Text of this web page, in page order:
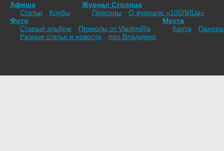
Афиша
Статьи
Клубы
Журнал Столица
Персоны
О журнале «100ЛИЦа»
Фото
Старый альбом
Приколы от VladimiRа
Места
Карта
Разные статьи и новости
про Владимир